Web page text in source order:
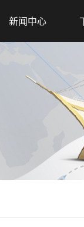
新闻中心